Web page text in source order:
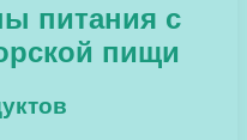
питания с
пищи